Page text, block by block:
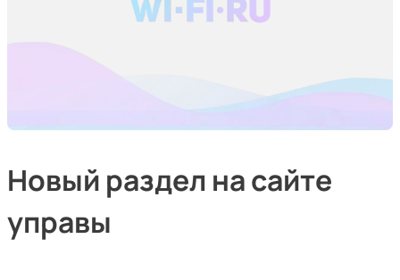
Новый раздел на сайте
управы